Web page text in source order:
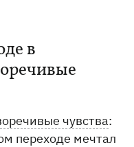
в
чувства:
переходе мечтал